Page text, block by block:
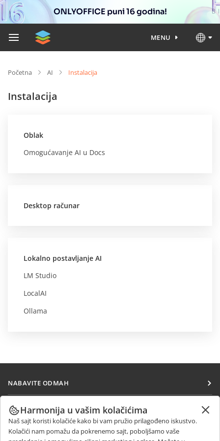
ONLYOFFICE puni 16 godina!
MENU
Početna AI Instalacija
Instalacija
Oblak
Omogućavanje AI u Docs
Desktop računar
Lokalno postavljanje AI
LM Studio
LocalAI
Ollama
NABAVITE ODMAH
Docs
DocSpace
Workspace
SARAĐUJTE
Za doprinosioce
Za prevodioce
PRIMAJTE VESTI
Harmonija u vašim kolačićima
Naš sajt koristi kolačiće kako bi vam pružio prilagođeno iskustvo.
Kolačići nam pomažu da pokrenemo sajt, poboljšamo vaše